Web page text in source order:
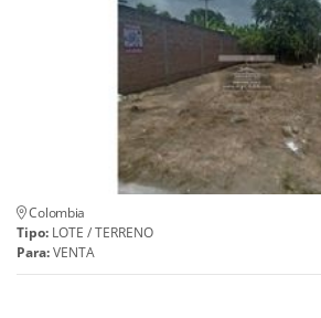
Colombia
Tipo: LOTE / TERRENO
Para:VENTA